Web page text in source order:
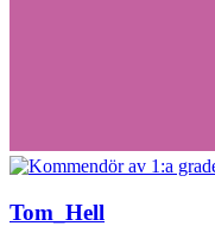
Tom_Hell